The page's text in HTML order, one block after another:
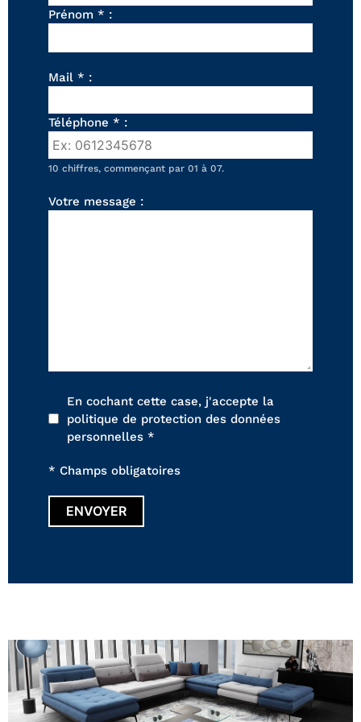
Voir tous les produits et collections
Prénom * :
Mail * :
Téléphone * :
10 chiffres, commençant par 01 à 07.
Votre message :
En cochant cette case, j'accepte la
politique de protection des données
personnelles *
* Champs obligatoires